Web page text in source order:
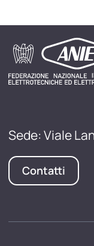
Sede: Viale
Contatti